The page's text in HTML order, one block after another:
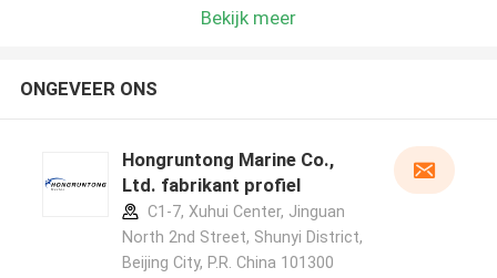
Bekijk meer
ONGEVEER ONS
Hongruntong Marine Co.,
Ltd. fabrikant profiel
C1-7, Xuhui Center, Jinguan
North 2nd Street, Shunyi District,
Beijing City, P.R. China 101300